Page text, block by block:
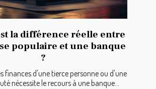
la différence réelle entre
populaire et une banque
?
finances d'une tierce personne ou d'une
nécessite le recours à une banque...